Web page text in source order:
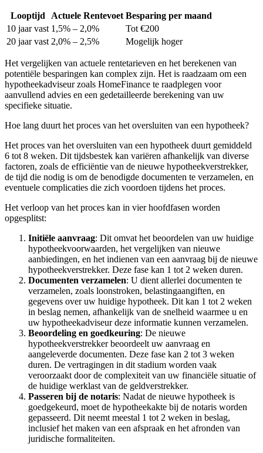
Looptijd Actuele Rentevoet Besparing per maand
10 jaar vast 1,5% – 2,0%
Tot €200
20 jaar vast 2,0% – 2,5% Mogelijk hoger
Het vergelijken van actuele rentetarieven en het berekenen van
potentiële besparingen kan complex zijn. Het is raadzaam om een
hypotheekadviseur zoals HomeFinance te raadplegen voor
aanvullend advies en een gedetailleerde berekening van uw
specifieke situatie.
Hoe lang duurt het proces van het oversluiten van een hypotheek?
Het proces van het oversluiten van een hypotheek duurt gemiddeld
6 tot 8 weken. Dit tijdsbestek kan variëren afhankelijk van diverse
factoren, zoals de efficiëntie van de nieuwe hypotheekverstrekker,
de tijd die nodig is om de benodigde documenten te verzamelen, en
eventuele complicaties die zich voordoen tijdens het proces.
Het verloop van het proces kan in vier hoofdfasen worden
opgesplitst:
Initiële aanvraag: Dit omvat het beoordelen van uw huidige
hypotheekvoorwaarden, het vergelijken van nieuwe
aanbiedingen, en het indienen van een aanvraag bij de nieuwe
hypotheekverstrekker. Deze fase kan 1 tot 2 weken duren.
Documenten verzamelen: U dient allerlei documenten te
verzamelen, zoals loonstroken, belastingaangiften, en
gegevens over uw huidige hypotheek. Dit kan 1 tot 2 weken
in beslag nemen, afhankelijk van de snelheid waarmee u en
uw hypotheekadviseur deze informatie kunnen verzamelen.
Beoordeling en goedkeuring: De nieuwe
hypotheekverstrekker beoordeelt uw aanvraag en
aangeleverde documenten. Deze fase kan 2 tot 3 weken
duren. De vertragingen in dit stadium worden vaak
veroorzaakt door de complexiteit van uw financiële situatie of
de huidige werklast van de geldverstrekker.
Passeren bij de notaris: Nadat de nieuwe hypotheek is
goedgekeurd, moet de hypotheekakte bij de notaris worden
gepasseerd. Dit neemt meestal 1 tot 2 weken in beslag,
inclusief het maken van een afspraak en het afronden van
juridische formaliteiten.